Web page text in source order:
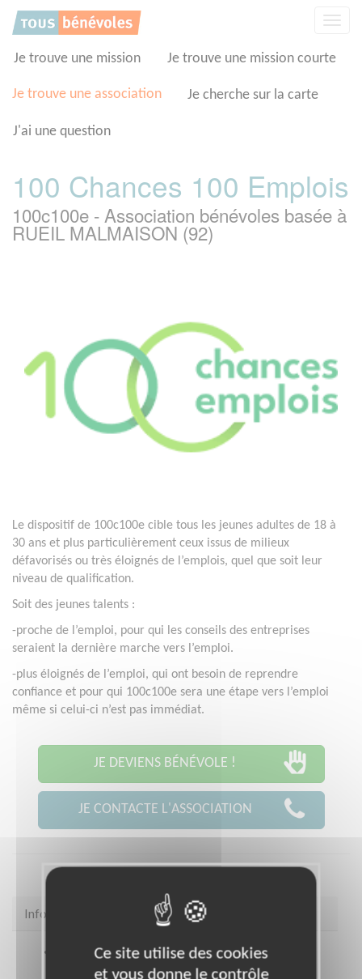
Je trouve une mission Je trouve une mission courte
Je trouve une association Je cherche sur la carte
J'ai une question
100 Chances 100 Emplois
100c100e - Association bénévoles basée à
RUEIL MALMAISON (92)
Le dispositif de 100c100e cible tous les jeunes adultes de 18 à
30 ans et plus particulièrement ceux issus de milieux
défavorisés ou très éloignés de l’emplois, quel que soit leur
niveau de qualification.
Soit des jeunes talents :
-proche de l’emploi, pour qui les conseils des entreprises
seraient la dernière marche vers l’emploi.
-plus éloignés de l’emploi, qui ont besoin de reprendre
confiance et pour qui 100c100e sera une étape vers l’emploi
même si celui-ci n’est pas immédiat.
JE DEVIENS BÉNÉVOLE !
JE CONTACTE L'ASSOCIATION
Infos pratiques
Site web https://www.100chances-
100emplois.org/
Panneau de gestion des cookies
Ce site utilise des cookies
et vous donne le contrôle